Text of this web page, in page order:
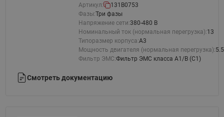
Артикул:
131B0753
Фазы:Три фазы
Напряжение сети:380-480 В
Номинальный ток (нормальная перегрузка):13
Типоразмер корпуса:A3
Мощность двигателя (нормальная перегрузка):5.5
Фильтр ЭМС:Фильтр ЭМС класса A1/B (C1)
Смотреть документацию